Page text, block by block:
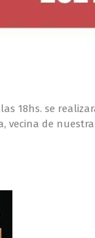
18hs. se
vecina de